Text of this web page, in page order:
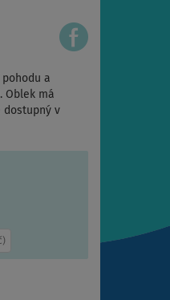
a
Oblek má
dostupný v
)